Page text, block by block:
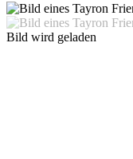
Bild wird geladen